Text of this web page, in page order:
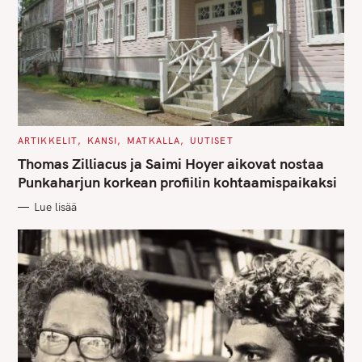
C
T
E
G
O
I
S
ARTIKKELIT KANSI MATKALLA UUTISET
Thomas Zilliacus ja Saimi Hoyer aikovat nostaa
Punkaharjun korkean profiilin kohtaamispaikaksi
Lue lisää